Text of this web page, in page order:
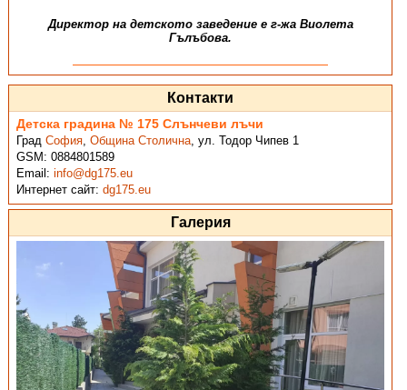
Директор на детското заведение е г-жа Виолета
Гълъбова.
Контакти
Детска градина № 175 Слънчеви лъчи
ГрадСофия,Община Столична,ул. Тодор Чипев 1
GSM:0884801589
Email:info@dg175.eu
Интернет сайт:dg175.eu
Галерия